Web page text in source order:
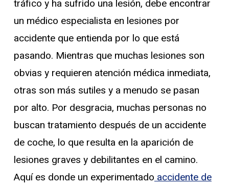
tráfico y ha sufrido una lesión, debe encontrar
un médico especialista en lesiones por
accidente que entienda por lo que está
pasando. Mientras que muchas lesiones son
obvias y requieren atención médica inmediata,
otras son más sutiles y a menudo se pasan
por alto. Por desgracia, muchas personas no
buscan tratamiento después de un accidente
de coche, lo que resulta en la aparición de
lesiones graves y debilitantes en el camino.
Aquí es donde un experimentadoaccidente de